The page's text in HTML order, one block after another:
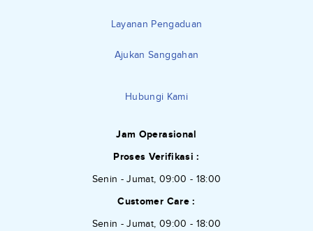
Layanan Pengaduan
Ajukan Sanggahan
Hubungi Kami
Jam Operasional
Proses Verifikasi :
Senin - Jumat, 09:00 - 18:00
Customer Care :
Senin - Jumat, 09:00 - 18:00